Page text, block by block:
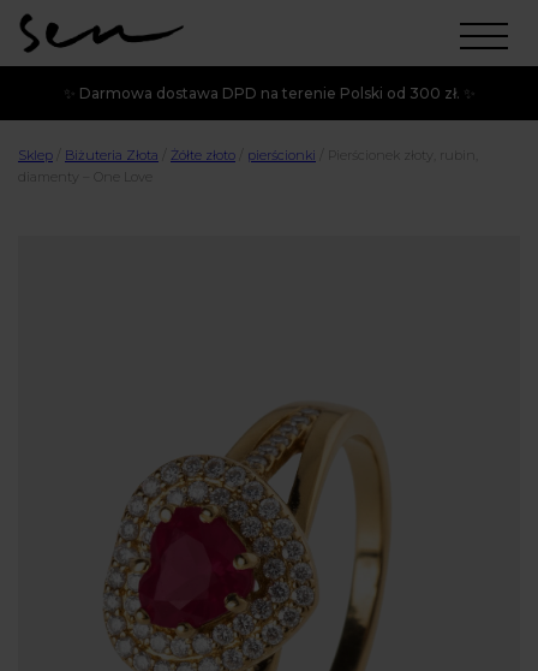
✨ Darmowa dostawa DPD na terenie Polski od 300 zł. ✨
Sklep Biżuteria Złota Żółte złoto pierścionki
Pierścionek złoty, rubin,
diamenty – One Love